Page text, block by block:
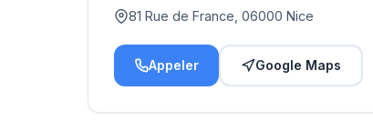
81 Rue de France, 06000 Nice
Appeler Google Maps